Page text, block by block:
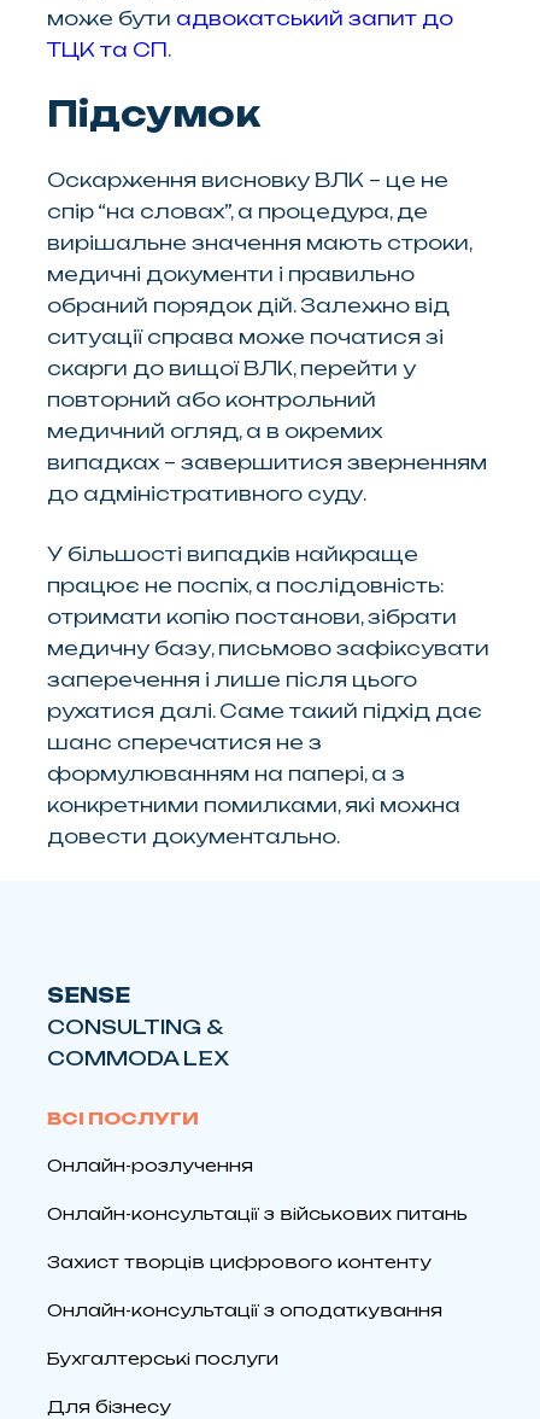
може бути адвокатський запит до
ТЦК та СП.
Підсумок
Оскарження висновку ВЛК – це не
спір “на словах”, а процедура, де
вирішальне значення мають строки,
медичні документи і правильно
обраний порядок дій. Залежно від
ситуації справа може початися зі
скарги до вищої ВЛК, перейти у
повторний або контрольний
медичний огляд, а в окремих
випадках – завершитися зверненням
до адміністративного суду.
У більшості випадків найкраще
працює не поспіх, а послідовність:
отримати копію постанови, зібрати
медичну базу, письмово зафіксувати
заперечення і лише після цього
рухатися далі. Саме такий підхід дає
шанс сперечатися не з
формулюванням на папері, а з
конкретними помилками, які можна
довести документально.
SENSE
CONSULTING &
COMMODA LEX
ВСІ ПОСЛУГИ
Онлайн-розлучення
Онлайн-консультації з військових питань
Захист творців цифрового контенту
Онлайн-консультації з оподаткування
Бухгалтерські послуги
Для бізнесу